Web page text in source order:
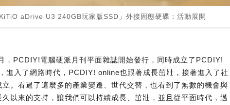
aDrive U3 240GB玩家版SSD」外接固態硬碟：活動展開
，PCDIY!電腦硬派月刊平面雜誌開始發行，同時成立了PCDIY!
進入了網路時代，PCDIY! online也跟著成長茁壯，接著進入了社
。看過了這麼多的產業變遷、世代交替，也看到了無數的機會與
以來的支持，讓我們可以持續成長、茁壯，並且從平面時代，邁